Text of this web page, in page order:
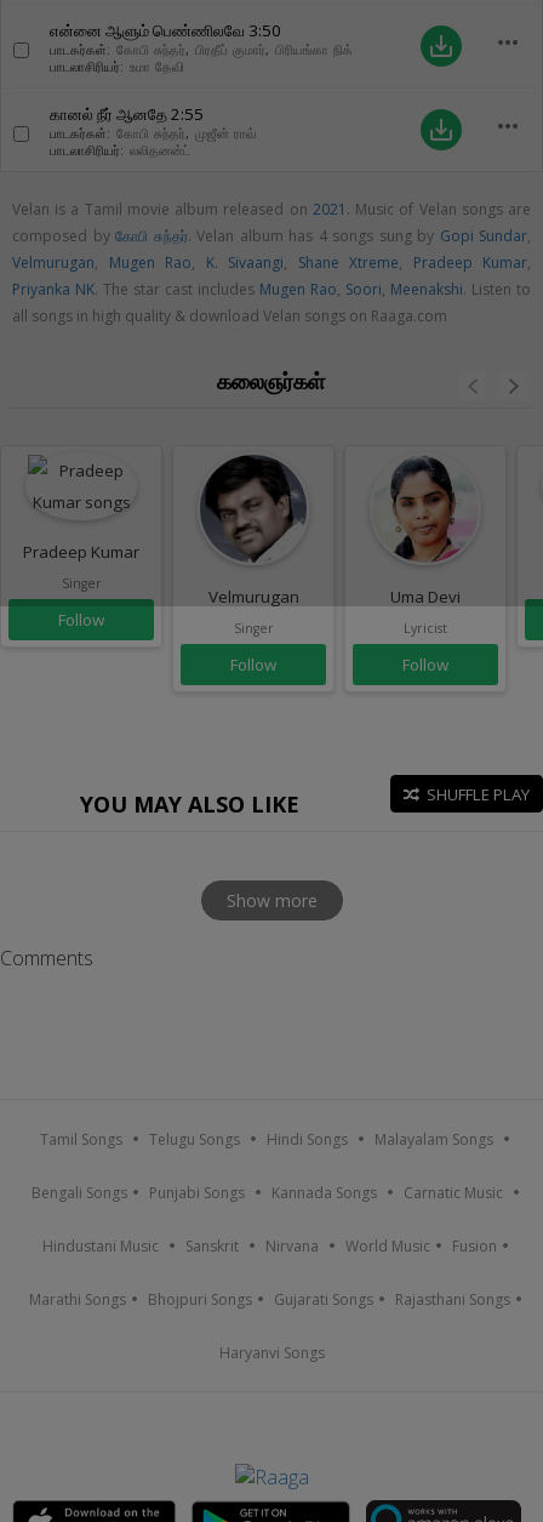
என்னை ஆளும் பெண்ணிலவே 3:50
பாடகர்கள்: கோபி சுந்தர், பிரதீப் குமார், பிரியங்கா நிக்
பாடலாசிரியர்: உமா தேவி
save_alt more_horiz
கானல் நீர் ஆனதே2:55
பாடகர்கள்: கோபி சுந்தர், முஜீன் ராவ்
பாடலாசிரியர்: லலிதனன்ட்
save_alt more_horiz
Velan is a Tamil movie album released on 2021 . Music of Velan songs are
composed by கோபி சுந்தர். Velan album has 4 songs sung by Gopi Sundar,
Velmurugan, Mugen Rao, K. Sivaangi, Shane Xtreme, Pradeep Kumar,
Priyanka NK. The star cast includes Mugen Rao, Soori, Meenakshi. Listen to
all songs in high quality & download Velan songs on Raaga.com
கலைஞர்கள்
Pradeep Kumar
Singer
Follow
Velmurugan
Singer
Follow
Uma Devi
Lyricist
Follow
YOU MAY ALSO LIKE SHUFFLE PLAY
Show more
Comments
Tamil Songs Telugu Songs Hindi Songs Malayalam Songs
Bengali Songs Punjabi Songs Kannada Songs Carnatic Music
Hindustani Music Sanskrit Nirvana World Music Fusion
Marathi Songs Bhojpuri Songs Gujarati Songs Rajasthani Songs
Haryanvi Songs